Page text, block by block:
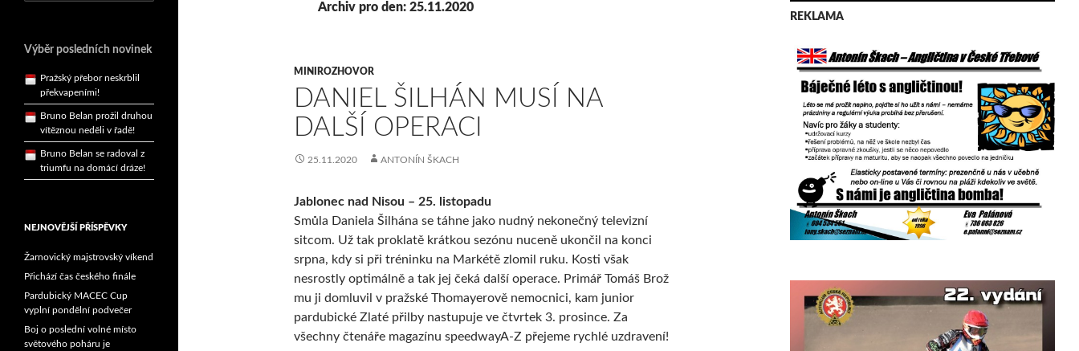
Archiv pro den: 25.11.2020
MINIROZHOVOR
DANIEL ŠILHÁN MUSÍ NA
DALŠÍ OPERACI
25.11.2020 ANTONÍN ŠKACH
Jablonec nad Nisou – 25. listopadu
Smůla Daniela Šilhána se táhne jako nudný nekonečný televizní
sitcom. Už tak proklatě krátkou sezónu nuceně ukončil na konci
srpna, kdy si při tréninku na Markétě zlomil ruku. Kosti však
nesrostly optimálně a tak jej čeká další operace. Primář Tomáš Brož
mu ji domluvil v pražské Thomayerově nemocnici, kam junior
pardubické Zlaté přilby nastupuje ve čtvrtek 3. prosince. Za
všechny čtenáře magazínu speedwayA-Z přejeme rychlé uzdravení!
REKLAMA
Výběr posledních novinek
Pražský přebor neskrblil
Bruno Belan prožil druhou
vítěznou neděli v řadě!
Bruno Belan se radoval z
NEJNOVĚJŠÍ PŘÍSPĚVKY
Žarnovický majstrovský víkend
Přichází čas českého finále
Pardubický MACEC Cup
vyplní pondělní podvečer
Boj o poslední volné místo
světového poháru je